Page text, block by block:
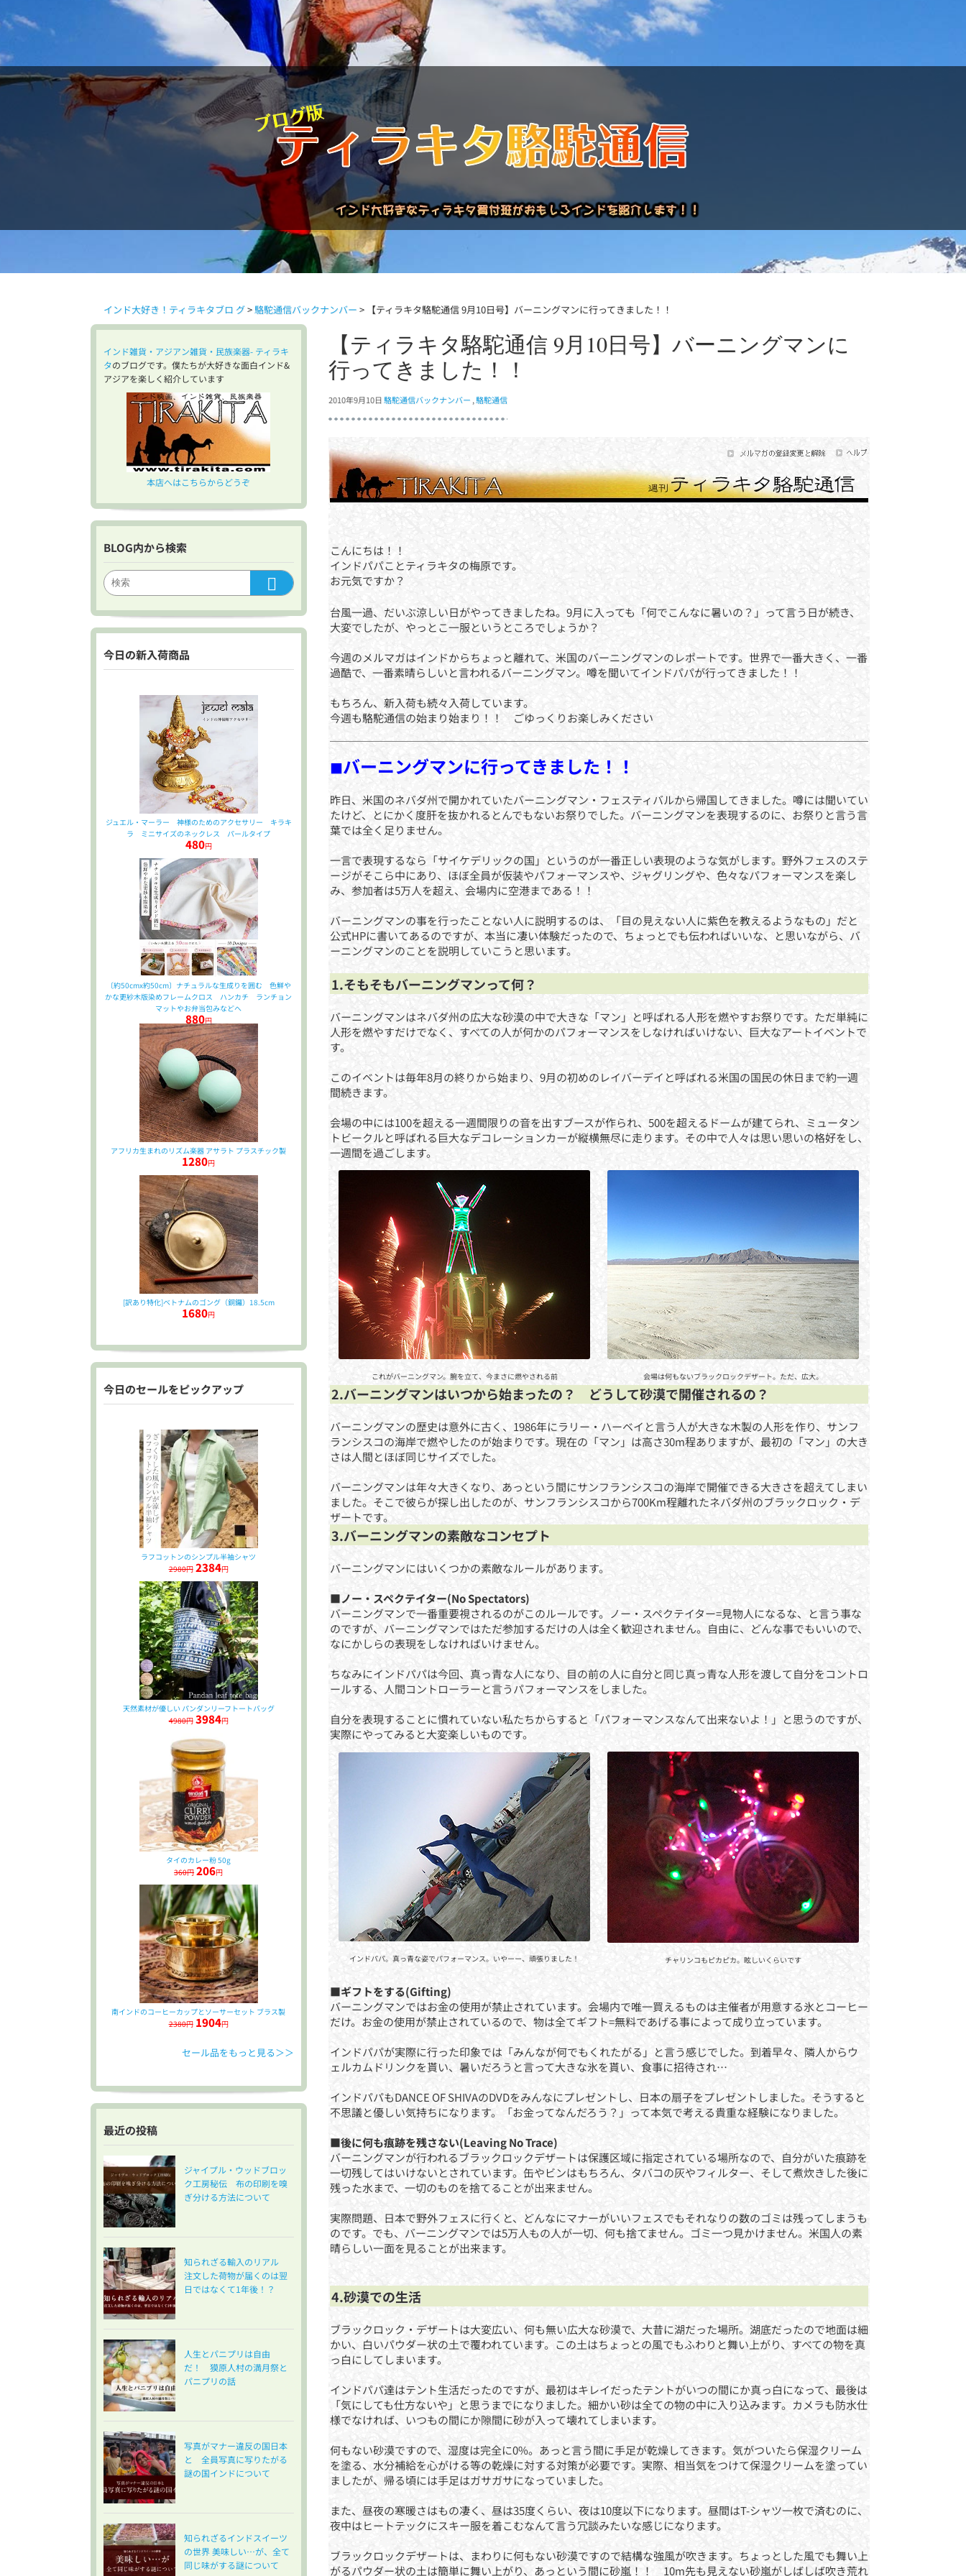
インド大好き！ティラキタブロ グ>駱駝通信バックナンバー > 【ティラキタ駱駝通信 9月10日号】バーニングマンに行ってきました！！
【ティラキタ駱駝通信 9月10日号】バーニングマンに
行ってきました！！
2010年9月10日駱駝通信バックナンバー ,駱駝通信
こんにちは！！
インドパパことティラキタの梅原です。
お元気ですか？
台風一過、だいぶ涼しい日がやってきましたね。9月に入っても「何でこんなに暑いの？」って言う日が続き、
大変でしたが、やっとこ一服というところでしょうか？
今週のメルマガはインドからちょっと離れて、米国のバーニングマンのレポートです。世界で一番大きく、一番
過酷で、一番素晴らしいと言われるバーニングマン。噂を聞いてインドパパが行ってきました！！
もちろん、新入荷も続々入荷しています。
今週も駱駝通信の始まり始まり！！ ごゆっくりお楽しみください
■バーニングマンに行ってきました！！
昨日、米国のネバダ州で開かれていたバーニングマン・フェスティバルから帰国してきました。噂には聞いてい
たけど、とにかく度肝を抜かれるとんでもないお祭りでした。バーニングマンを表現するのに、お祭りと言う言
葉では全く足りません。
一言で表現するなら「サイケデリックの国」というのが一番正しい表現のような気がします。野外フェスのステ
ージがそこら中にあり、ほぼ全員が仮装やパフォーマンスや、ジャグリングや、色々なパフォーマンスを楽し
み、参加者は5万人を超え、会場内に空港まである！！
バーニングマンの事を行ったことない人に説明するのは、「目の見えない人に紫色を教えるようなもの」だと
公式HPに書いてあるのですが、本当に凄い体験だったので、ちょっとでも伝わればいいな、と思いながら、バ
ーニングマンのことを説明していこうと思います。
1.そもそもバーニングマンって何？
バーニングマンはネバダ州の広大な砂漠の中で大きな「マン」と呼ばれる人形を燃やすお祭りです。ただ単純に
人形を燃やすだけでなく、すべての人が何かのパフォーマンスをしなければいけない、巨大なアートイベントで
す。
このイベントは毎年8月の終りから始まり、9月の初めのレイバーデイと呼ばれる米国の国民の休日まで約一週
間続きます。
会場の中には100を超える一週間限りの音を出すブースが作られ、500を超えるドームが建てられ、ミュータン
トビークルと呼ばれる巨大なデコレーションカーが縦横無尽に走ります。その中で人々は思い思いの格好をし、
一週間を過ごします。
これがバーニングマン。腕を立て、今まさに燃やされる前 会場は何もないブラックロックデザート。ただ、広大。
2.バーニングマンはいつから始まったの？ どうして砂漠で開催されるの？
バーニングマンの歴史は意外に古く、1986年にラリー・ハーベイと言う人が大きな木製の人形を作り、サンフ
ランシスコの海岸で燃やしたのが始まりです。現在の「マン」は高さ30m程ありますが、最初の「マン」の大き
さは人間とほぼ同じサイズでした。
バーニングマンは年々大きくなり、あっという間にサンフランシスコの海岸で開催できる大きさを超えてしまい
ました。そこで彼らが探し出したのが、サンフランシスコから700Km程離れたネバダ州のブラックロック・デ
ザートです。
3.バーニングマンの素敵なコンセプト
バーニングマンにはいくつかの素敵なルールがあります。
■ノー・スペクテイター(No Spectators)
バーニングマンで一番重要視されるのがこのルールです。ノー・スペクテイター=見物人になるな、と言う事な
のですが、バーニングマンではただ参加するだけの人は全く歓迎されません。自由に、どんな事でもいいので、
なにかしらの表現をしなければいけません。
ちなみにインドパパは今回、真っ青な人になり、目の前の人に自分と同じ真っ青な人形を渡して自分をコントロ
ールする、人間コントローラーと言うパフォーマンスをしました。
自分を表現することに慣れていない私たちからすると「パフォーマンスなんて出来ないよ！」と思うのですが、
実際にやってみると大変楽しいものです。
インドパパ。真っ青な姿でパフォーマンス。いやーー、頑張りました！ チャリンコもピカピカ。眩しいくらいです
■ギフトをする(Gifting)
バーニングマンではお金の使用が禁止されています。会場内で唯一買えるものは主催者が用意する氷とコーヒー
だけ。お金の使用が禁止されているので、物は全てギフト=無料であげる事によって成り立っています。
インドパパが実際に行った印象では「みんなが何でもくれたがる」と言う感じでした。到着早々、隣人からウ
ェルカムドリンクを貰い、暑いだろうと言って大きな氷を貰い、食事に招待され…
インドパパもDANCE OF SHIVAのDVDをみんなにプレゼントし、日本の扇子をプレゼントしました。そうすると
不思議と優しい気持ちになります。「お金ってなんだろう？」って本気で考える貴重な経験になりました。
■後に何も痕跡を残さない(Leaving No Trace)
バーニングマンが行われるブラックロックデザートは保護区域に指定されている場所なので、自分がいた痕跡を
一切残してはいけないとされています。缶やビンはもちろん、タバコの灰やフィルター、そして煮炊きした後に
残った水まで、一切のものを捨てることが出来ません。
実際問題、日本で野外フェスに行くと、どんなにマナーがいいフェスでもそれなりの数のゴミは残ってしまうも
のです。でも、バーニングマンでは5万人もの人が一切、何も捨てません。ゴミ一つ見かけません。米国人の素
晴らしい一面を見ることが出来ます。
4.砂漠での生活
ブラックロック・デザートは大変広い、何も無い広大な砂漠で、大昔に湖だった場所。湖底だったので地面は細
かい、白いパウダー状の土で覆われています。この土はちょっとの風でもふわりと舞い上がり、すべての物を真
っ白にしてしまいます。
インドパパ達はテント生活だったのですが、最初はキレイだったテントがいつの間にか真っ白になって、最後は
「気にしても仕方ないや」と思うまでになりました。細かい砂は全ての物の中に入り込みます。カメラも防水仕
様でなければ、いつもの間にか隙間に砂が入って壊れてしまいます。
何もない砂漠ですので、湿度は完全に0%。あっと言う間に手足が乾燥してきます。気がついたら保湿クリーム
を塗る、水分補給を心がける等の乾燥に対する対策が必要です。実際、相当気をつけて保湿クリームを塗ってい
ましたが、帰る頃には手足はガサガサになっていました。
また、昼夜の寒暖さはもの凄く、昼は35度くらい、夜は10度以下になります。昼間はT-シャツ一枚で済むのに、
夜中はヒートテックにスキー服を着こむなんて言う冗談みたいな感じになります。
ブラックロックデザートは、まわりに何もない砂漠ですので結構な強風が吹きます。ちょっとした風でも舞い上
がるパウダー状の土は簡単に舞い上がり、あっという間に砂嵐！！ 10m先も見えない砂嵐がしばしば吹き荒れ
インド雑貨・アジアン雑貨・民族楽器- ティラキ
タのブログです。僕たちが大好きな面白インド&
アジアを楽しく紹介しています
本店へはこちらからどうぞ
BLOG内から検索
今日の新入荷商品
ジュエル・マーラー 神様のためのアクセサリー キラキ
ラ ミニサイズのネックレス パールタイプ
480円
〔約50cmx約50cm〕ナチュラルな生成りを囲む 色鮮や
かな更紗木版染めフレームクロス ハンカチ ランチョン
マットやお弁当包みなどへ
880円
アフリカ生まれのリズム楽器 アサラト プラスチック製
1280円
[訳あり特化]ベトナムのゴング（銅鑼）18.5cm
1680円
今日のセールをピックアップ
ラフコットンのシンプル半袖シャツ
2980円2384円
天然素材が優しい パンダンリーフトートバッグ
4980円3984円
タイのカレー粉 50g
360円 206円
南インドのコーヒーカップとソーサーセット ブラス製
2380円1904円
セール品をもっと見る＞＞
最近の投稿
ジャイプル・ウッドブロッ
ク工房秘伝 布の印刷を嗅
ぎ分ける方法について
知られざる輸入のリアル
注文した荷物が届くのは翌
日ではなくて1年後！？
人生とパニプリは自由
だ！ 獏原人村の満月祭と
パニプリの話
写真がマナー違反の国日本
と 全員写真に写りたがる
謎の国インドについて
知られざるインドスイーツ
の世界 美味しい…が、全て
同じ味がする謎について